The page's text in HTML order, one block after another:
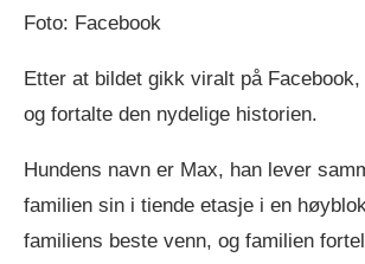
Foto: Facebook
Etter at bildet gikk viralt på
og fortalte den nydelige historien.
Hundens navn er Max, han lever
familien sin i tiende etasje i en
familiens beste venn, og familien